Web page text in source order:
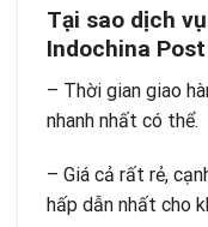
Tại sao dịch
Indochina
– Thời gian giao
nhanh nhất có thể.
– Giá cả rất rẻ,
hấp dẫn nhất cho